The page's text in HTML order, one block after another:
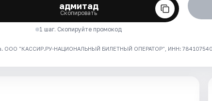
адмитад
Скопировать
1 шаг. Скопируйте промокод
ООО "КАССИР.РУ-НАЦИОНАЛЬНЫЙ БИЛЕТНЫЙ ОПЕРАТОР", ИНН: 7841075409